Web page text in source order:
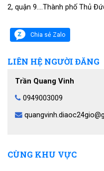
2, quận 9….Thành phố Thủ
Chia sẻ Zalo
LIÊN HỆ NGƯỜI ĐĂNG
Trần Quang Vinh
0949003009
CÙNG KHU VỰC